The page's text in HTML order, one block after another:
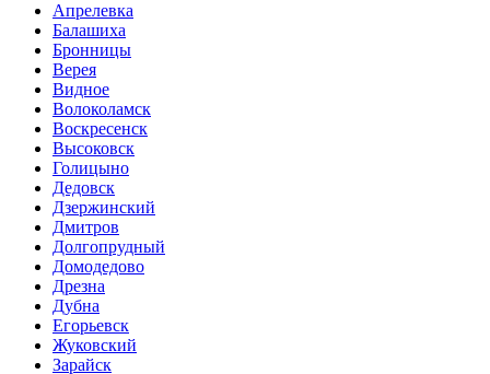
Апрелевка
Балашиха
Бронницы
Верея
Видное
Волоколамск
Воскресенск
Высоковск
Голицыно
Дедовск
Дзержинский
Дмитров
Долгопрудный
Домодедово
Дрезна
Дубна
Егорьевск
Жуковский
Зарайск